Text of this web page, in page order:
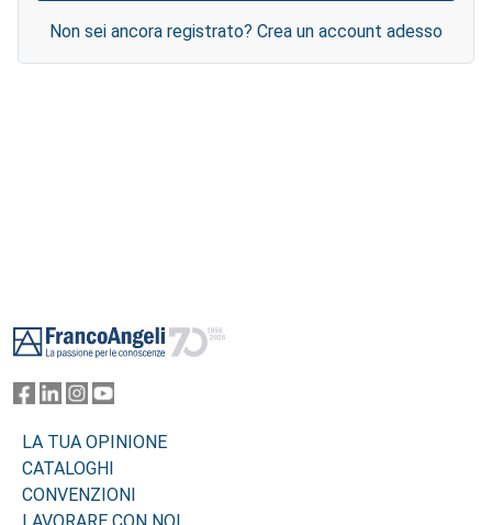
Non sei ancora registrato? Crea un account adesso
LA TUA OPINIONE
CATALOGHI
CONVENZIONI